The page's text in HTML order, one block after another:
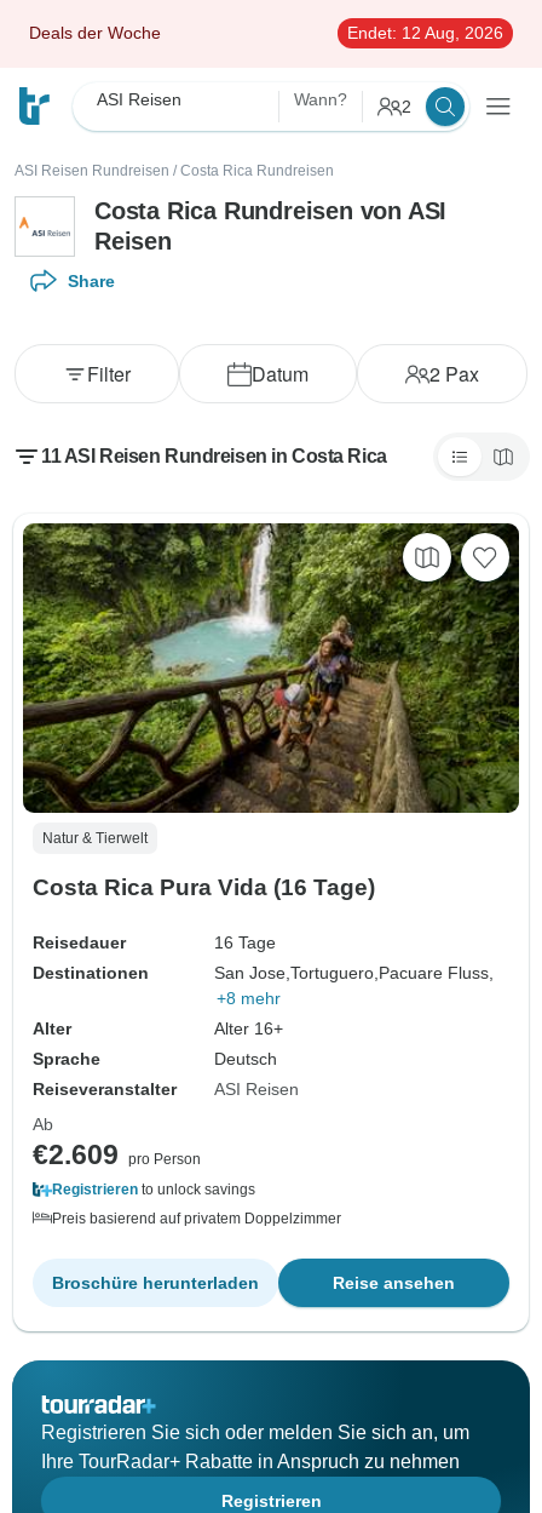
Deals der Woche Endet: 12 Aug, 2026
ASI Reisen Wann? 2
ASI Reisen Rundreisen / Costa Rica Rundreisen
Costa Rica Rundreisen von ASI
Reisen
Share
Datum 2 Pax
Filter
11 ASI Reisen Rundreisen in Costa Rica
Natur & Tierwelt
Costa Rica Pura Vida (16 Tage)
Reisedauer
16 Tage
Destinationen
San Jose,Tortuguero, Pacuare Fluss,
+8 mehr
Alter
Alter 16+
Sprache
Deutsch
Reiseveranstalter
ASI Reisen
Ab
€2.609
pro Person
Registrieren to unlock savings
Preis basierend auf privatem Doppelzimmer
Reise ansehen
Broschüre herunterladen
Registrieren Sie sich oder melden Sie sich an, um
Ihre TourRadar+ Rabatte in Anspruch zu nehmen
Registrieren